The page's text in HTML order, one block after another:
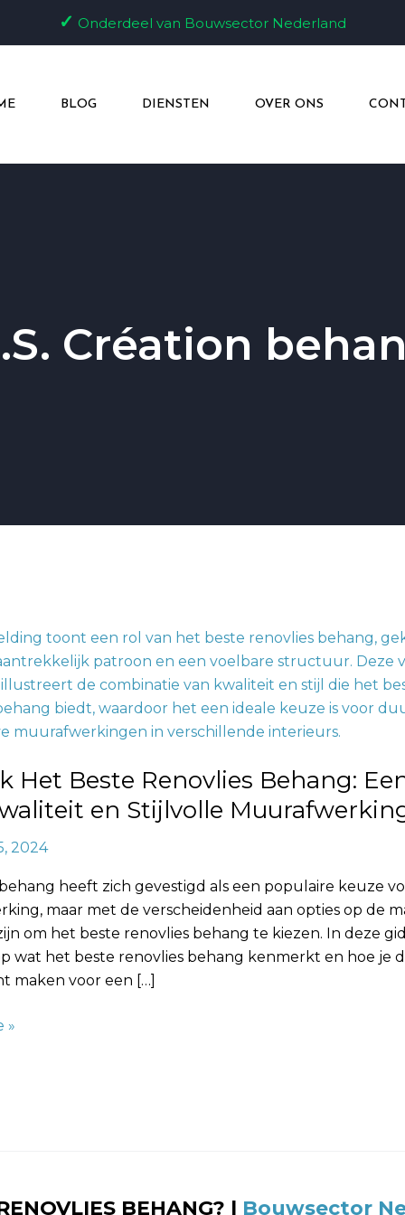
✓ Onderdeel van Bouwsector Nederland
BLOG DIENSTEN OVER ONS
Création
Het Beste Renovlies Behang:
en Stijlvolle
2024
heeft zich gevestigd als een populaire keuze
maar met de verscheidenheid aan opties op de
om het beste renovlies behang te kiezen. In deze
wat het beste renovlies behang kenmerkt en hoe je
maken voor een […]
»
BEHANG? | Bouwsector